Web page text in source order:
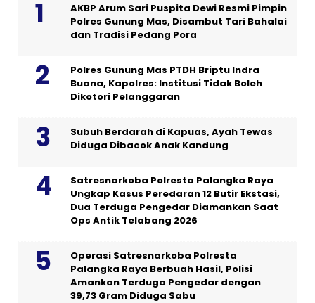
AKBP Arum Sari Puspita Dewi Resmi Pimpin
Polres Gunung Mas, Disambut Tari Bahalai
dan Tradisi Pedang Pora
Polres Gunung Mas PTDH Briptu Indra
Buana, Kapolres: Institusi Tidak Boleh
Dikotori Pelanggaran
Subuh Berdarah di Kapuas, Ayah Tewas
Diduga Dibacok Anak Kandung
Satresnarkoba Polresta Palangka Raya
Ungkap Kasus Peredaran 12 Butir Ekstasi,
Dua Terduga Pengedar Diamankan Saat
Ops Antik Telabang 2026
Operasi Satresnarkoba Polresta
Palangka Raya Berbuah Hasil, Polisi
Amankan Terduga Pengedar dengan
39,73 Gram Diduga Sabu